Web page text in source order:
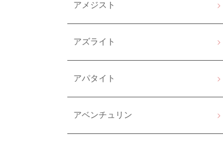
アメジスト
アズライト
アパタイト
アベンチュリン